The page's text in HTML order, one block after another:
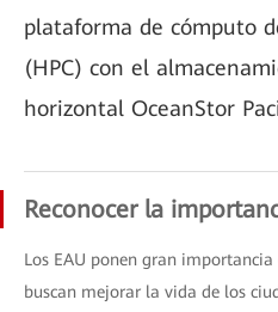
plataforma de cómputo
(HPC) con el
horizontal OceanStor
Reconocer la
Los EAU ponen gran
buscan mejorar la vida de los